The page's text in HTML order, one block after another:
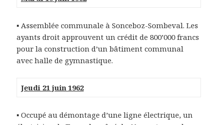
▪ Assemblée communale à Sonceboz-Sombeval. Les
ayants droit approuvent un crédit de 800’000 francs
pour la construction d’un bâtiment communal
avec halle de gymnastique.
Jeudi 21 juin 1962
▪ Occupé au démontage d’une ligne électrique, un